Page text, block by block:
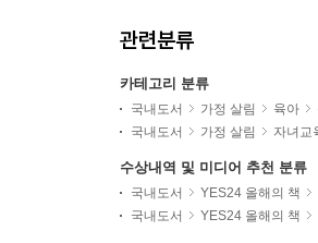
관련분류
카테고리 분류
국내도서 가정 살림 육아
국내도서
가정 살림 자녀교
수상내역 및 미디어 추천 분류
국내도서 YES24 올해의 책
국내도서
YES24 올해의 책